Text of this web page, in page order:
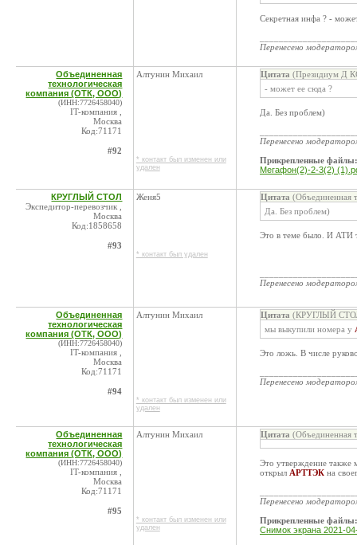
Секретная инфа ? -
Перенесено
Объединенная
технологическая
компания (ОТК, ООО)
(ИНН:7726458040)
IT-компания ,
Москва
Код:71171
#92
Алтунин Михаил
* контакт был изменен или
удален
Цитата (Президиум Д
- может ее сюда ?
Да. Без проблем)
Перенесено
Прикрепленные файлы:
Мегафон(2)-2-3(2)
КРУГЛЫЙ СТОЛ
Экспедитор-перевозчик ,
Москва
Код:1858658
#93
Женя5
* контакт был удален
Цитата (Объединенная
Да. Без проблем)
Это в теме было. И АТИ
Перенесено
Объединенная
технологическая
компания (ОТК, ООО)
(ИНН:7726458040)
IT-компания ,
Москва
Код:71171
#94
Алтунин Михаил
* контакт был изменен или
удален
Цитата (КРУГЛЫЙ
мы выкупили номера у
Это ложь. В числе
Перенесено
Объединенная
технологическая
компания (ОТК, ООО)
(ИНН:7726458040)
IT-компания ,
Москва
Код:71171
#95
Алтунин Михаил
* контакт был изменен или
удален
Цитата (Объединенная
Это утверждение также
открыл АРТТЭК на
Перенесено
Прикрепленные файлы:
Снимок экрана 2021-